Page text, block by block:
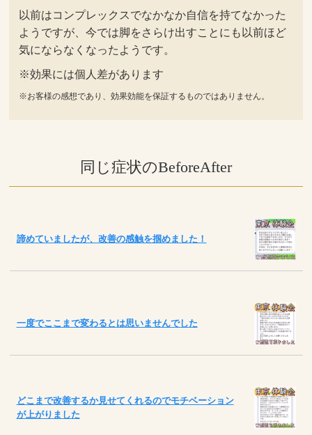
以前はコンプレックスでなかなか自信を持てなかった
ようですが、今では脚をさらけ出すことにも以前ほど
気にならなくなったようです。
※効果には個人差があります
※お客様の感想であり、効果効能を保証するものではありません。
同じ症状のBeforeAfter
諦めていましたが、改善の感触を掴めました！
一度でここまで変わるとは思いませんでした
どこまで改善するか見せてくれるのでモチベーション
が上がりました